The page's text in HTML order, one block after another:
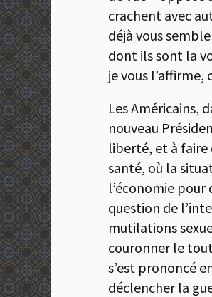
crachent avec
déjà vous
dont ils sont la
je vous l’affirme,
Les Américains,
nouveau
liberté, et à faire
santé, où la
l’économie
question de
mutilations
couronner le
s’est prononcé
déclencher la